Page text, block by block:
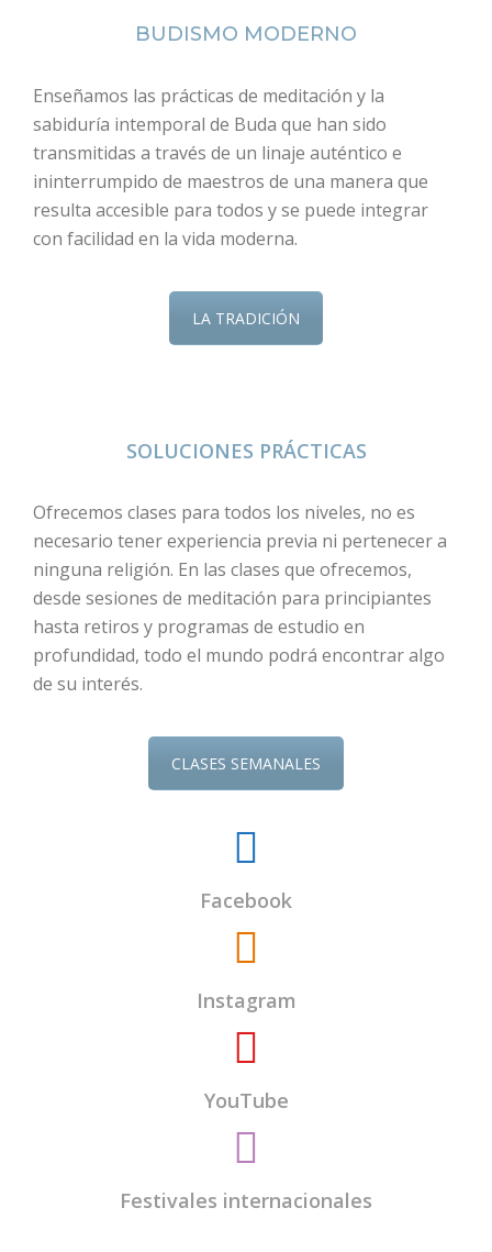
BUDISMO MODERNO
Enseñamos las prácticas de meditación y la
sabiduría intemporal de Buda que han sido
transmitidas a través de un linaje auténtico e
ininterrumpido de maestros de una manera que
resulta accesible para todos y se puede integrar
con facilidad en la vida moderna.
LA TRADICIÓN
SOLUCIONES PRÁCTICAS
Ofrecemos clases para todos los niveles, no es
necesario tener experiencia previa ni pertenecer a
ninguna religión. En las clases que ofrecemos,
desde sesiones de meditación para principiantes
hasta retiros y programas de estudio en
profundidad, todo el mundo podrá encontrar algo
de su interés.
CLASES SEMANALES
Facebook
Instagram
YouTube
Festivales internacionales